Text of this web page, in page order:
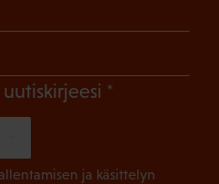
(Pakollinen)
ja käsittelyn